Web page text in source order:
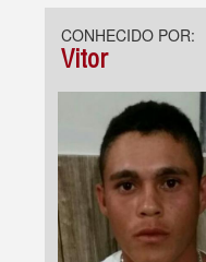
CONHECIDO POR:
Vitor